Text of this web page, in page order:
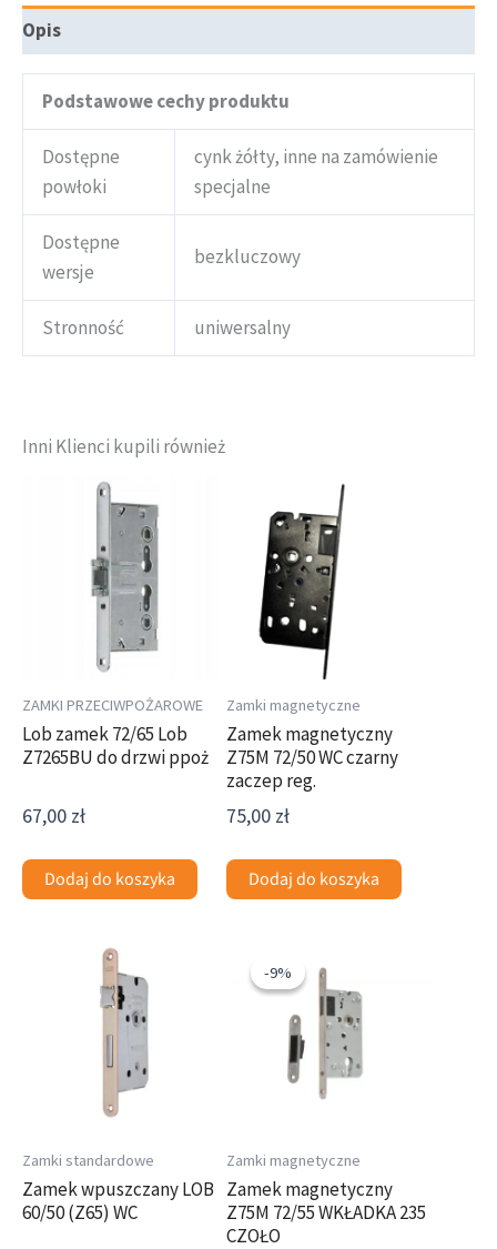
Opis
Podstawowe cechy produktu
Dostępne
powłoki
cynk żółty, inne na zamówienie
specjalne
Dostępne
wersje
bezkluczowy
Stronność uniwersalny
Inni Klienci kupili również
ZAMKI PRZECIWPOŻAROWE
Lob zamek 72/65 Lob
Z7265BU do drzwi ppoż
67,00 zł
Dodaj do koszyka
Zamki magnetyczne
Zamek magnetyczny
Z75M 72/50 WC czarny
zaczep reg.
75,00 zł
Dodaj do koszyka
Zamki standardowe
Zamek wpuszczany LOB
60/50 (Z65) WC
-9%
-9%
Zamki magnetyczne
Zamek magnetyczny
Z75M 72/55 WKŁADKA 235
CZOŁO
cena
wynosiła:
72,78 zł.